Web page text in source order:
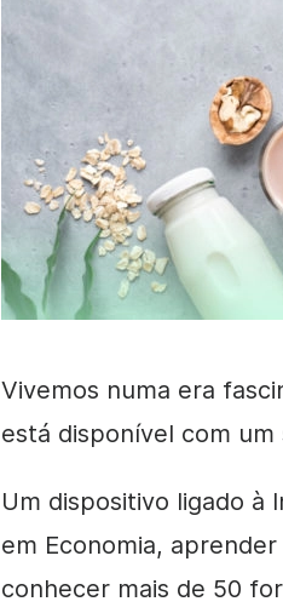
Vivemos numa era
está disponível com
Um dispositivo ligado
em Economia, aprender
conhecer mais de 50